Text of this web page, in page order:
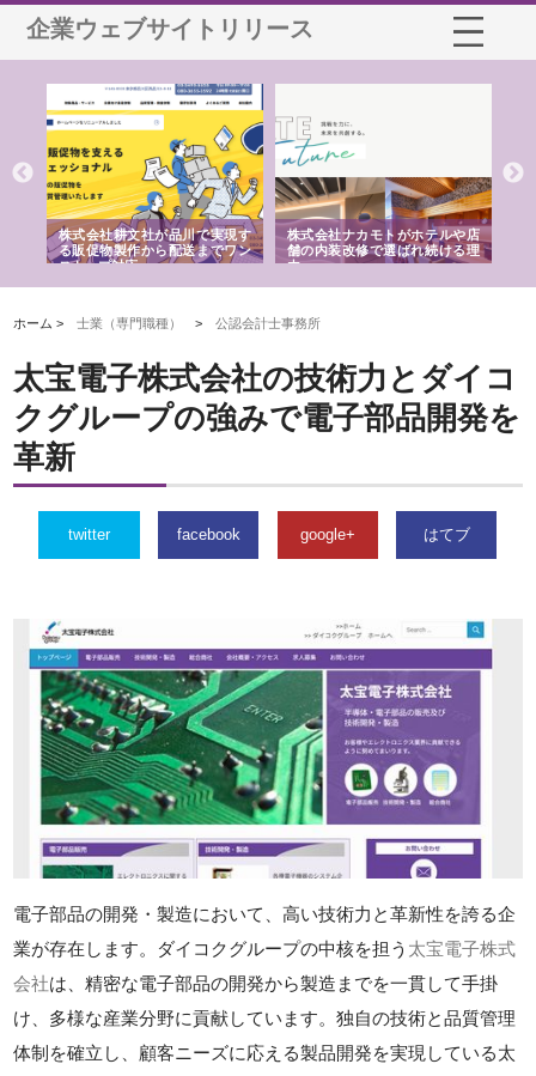
企業ウェブサイトリリース
株式会社耕文社が品川で実現す
る販促物製作から配送までワン
ストップ対応
株式会社ナカモトがホテルや店
舗の内装改修で選ばれ続ける理
由
ホーム >士業（専門職種） >公認会計士事務所
太宝電子株式会社の技術力とダイコ
クグループの強みで電子部品開発を
革新
twitter facebook google+ はてブ
電子部品の開発・製造において、高い技術力と革新性を誇る企
業が存在します。ダイコクグループの中核を担う 太宝電子株式
会社は、精密な電子部品の開発から製造までを一貫して手掛
け、多様な産業分野に貢献しています。独自の技術と品質管理
体制を確立し、顧客ニーズに応える製品開発を実現している太